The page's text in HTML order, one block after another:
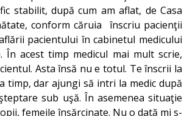
stabilit, după cum am aflat, de Casa
conform căruia înscriu pacienţii
pacientului în cabinetul medicului
În acest timp medicul mai mult scrie,
Asta însă nu e totul. Te înscrii la
timp, dar ajungi să intri la medic după
sub uşă. În asemenea situaţie
femeile însărcinate. Nu o dată mi s-